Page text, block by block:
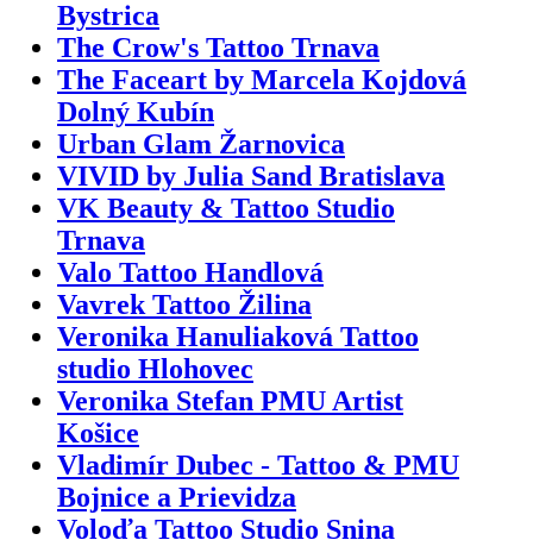
Bystrica
The Crow's Tattoo Trnava
The Faceart by Marcela Kojdová
Dolný Kubín
Urban Glam Žarnovica
VIVID by Julia Sand Bratislava
VK Beauty & Tattoo Studio
Trnava
Valo Tattoo Handlová
Vavrek Tattoo Žilina
Veronika Hanuliaková Tattoo
studio Hlohovec
Veronika Stefan PMU Artist
Košice
Vladimír Dubec - Tattoo & PMU
Bojnice a Prievidza
Voloďa Tattoo Studio Snina